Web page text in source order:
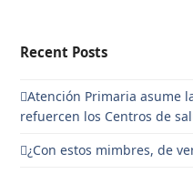
Recent Posts
Atención Primaria asume
refuercen los Centros de
¿Con estos mimbres, de